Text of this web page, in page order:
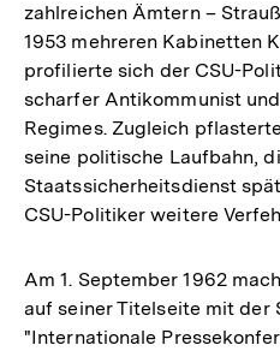
zahlreichen Ämtern –
1953 mehreren Kabinetten
profilierte sich der CSU-
scharfer Antikommunist
Regimes. Zugleich
seine politische Laufbahn,
Staatssicherheitsdienst
CSU-Politiker weitere
Am 1. September 1962
auf seiner Titelseite mit der
"Internationale